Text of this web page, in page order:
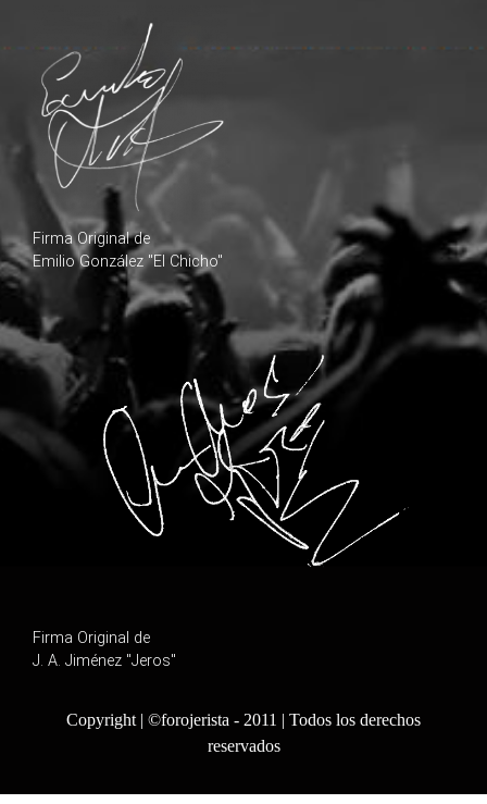
Firma Original de
Emilio González "El Chicho"
Firma Original de
J. A. Jiménez "Jeros"
Copyright | ©forojerista - 2011 | Todos los derechos
reservados